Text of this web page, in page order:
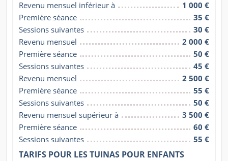
Revenu mensuel inférieur à
1 000 €
Première séance
35 €
Sessions suivantes
30 €
Revenu mensuel
2 000 €
Première séance
50 €
Sessions suivantes
45 €
Revenu mensuel
2 500 €
Première séance
55 €
Sessions suivantes
50 €
Revenu mensuel supérieur à
3 500 €
Première séance
60 €
Sessions suivantes
55 €
TARIFS POUR LES TUINAS POUR ENFANTS